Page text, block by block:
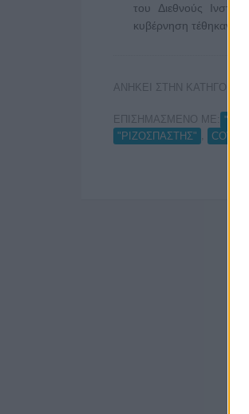
του Διεθνούς
κυβέρνηση τέθηκαν
ΑΝΗΚΕΙ ΣΤΗΝ ΚΑΤΗΓΟΡΙΑ:
ΕΠΙΣΗΜΑΣΜΕΝΟ ΜΕ:
"ΡΙΖΟΣΠΑΣΤΗΣ"
COVID-